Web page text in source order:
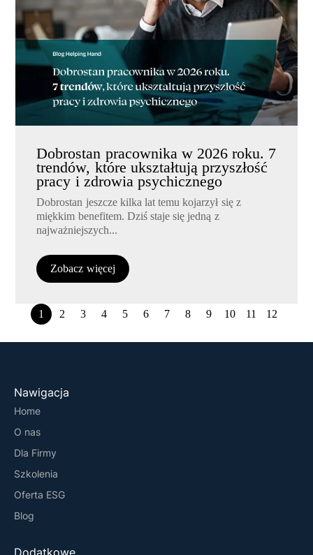
Dobrostan pracownika w 2026 roku. 7
trendów, które ukształtują przyszłość
pracy i zdrowia psychicznego
Dobrostan jeszcze kilka lat temu kojarzył się z
miękkim benefitem. Dziś staje się jedną z
najważniejszych...
Zobacz więcej
1 2 3 4 5 6 7 8 9 10 11 12
Nawigacja
Home
O nas
Dla Firmy
Szkolenia
Oferta ESG
Blog
Dodatkowe